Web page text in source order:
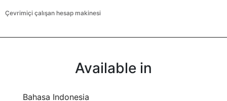
Çevrimiçi çalışan hesap makinesi
Available in
Bahasa Indonesia